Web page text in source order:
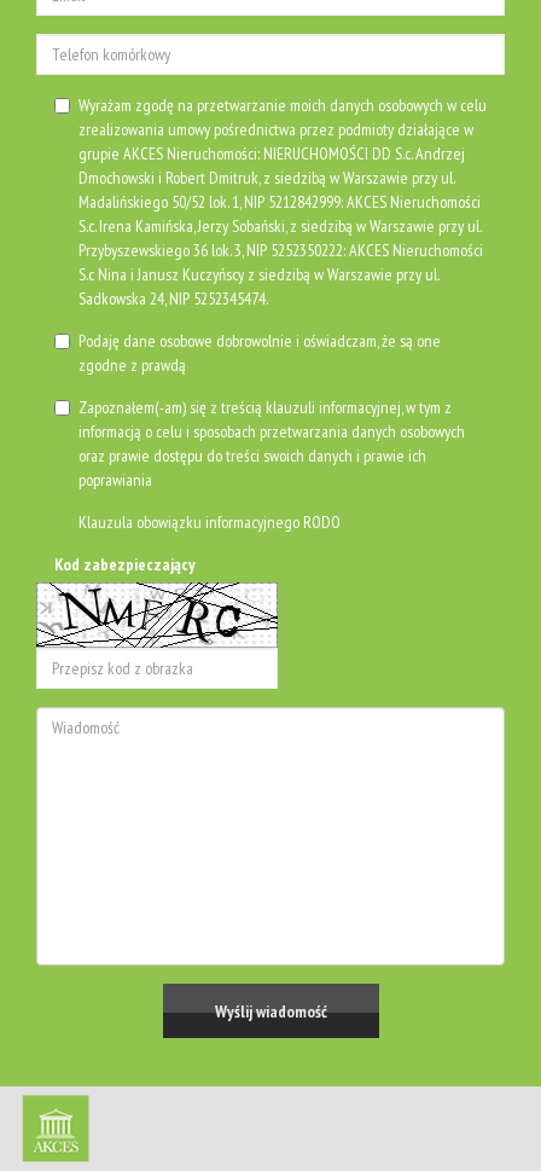
AML
Kontakt
Wyrażam zgodę na przetwarzanie moich danych osobowych w celu
zrealizowania umowy pośrednictwa przez podmioty działające w
grupie AKCES Nieruchomości: NIERUCHOMOŚCI DD S.c. Andrzej
Dmochowski i Robert Dmitruk, z siedzibą w Warszawie przy ul.
Madalińskiego 50/52 lok. 1, NIP 5212842999: AKCES Nieruchomości
S.c. Irena Kamińska, Jerzy Sobański, z siedzibą w Warszawie przy ul.
Przybyszewskiego 36 lok. 3, NIP 5252350222: AKCES Nieruchomości
S.c Nina i Janusz Kuczyńscy z siedzibą w Warszawie przy ul.
Sadkowska 24, NIP 5252345474.
Podaję dane osobowe dobrowolnie i oświadczam, że są one
zgodne z prawdą
Zapoznałem(-am) się z treścią klauzuli informacyjnej, w tym z
informacją o celu i sposobach przetwarzania danych osobowych
oraz prawie dostępu do treści swoich danych i prawie ich
poprawiania
Klauzula obowiązku informacyjnego RODO
Kod zabezpieczający